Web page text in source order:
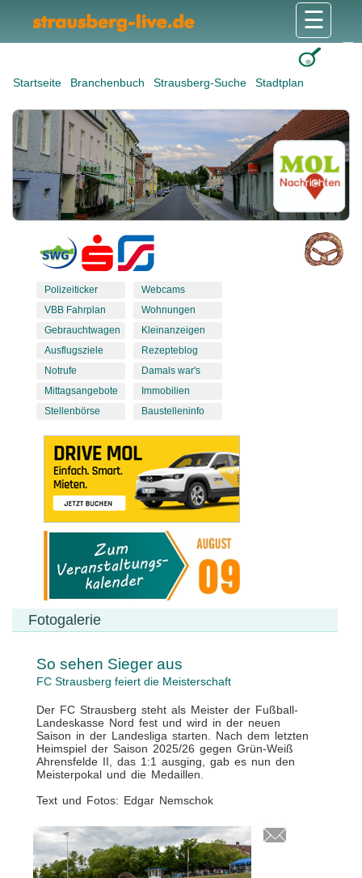
Startseite Branchenbuch Strausberg-Suche Stadtplan
☰
Polizeiticker
VBB Fahrplan
Gebrauchtwagen
Ausflugsziele
Notrufe
Mittagsangebote
Stellenbörse
Webcams
Wohnungen
Kleinanzeigen
Rezepteblog
Damals war's
Immobilien
Baustelleninfo
Fotogalerie
So sehen Sieger aus
FC Strausberg feiert die Meisterschaft
Der FC Strausberg steht als Meister der Fußball-
Landeskasse Nord fest und wird in der neuen
Saison in der Landesliga starten. Nach dem letzten
Heimspiel der Saison 2025/26 gegen Grün-Weiß
Ahrensfelde II, das 1:1 ausging, gab es nun den
Meisterpokal und die Medaillen.
Text und Fotos: Edgar Nemschok